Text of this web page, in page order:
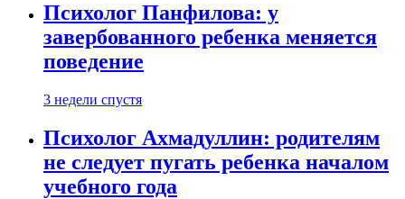
Психолог Панфилова: у
завербованного ребенка меняется
поведение
3 недели спустя
Психолог Ахмадуллин: родителям
не следует пугать ребенка началом
учебного года